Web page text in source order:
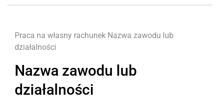
Praca na własny rachunek Nazwa zawodu lub
działalności
Nazwa zawodu lub
działalności